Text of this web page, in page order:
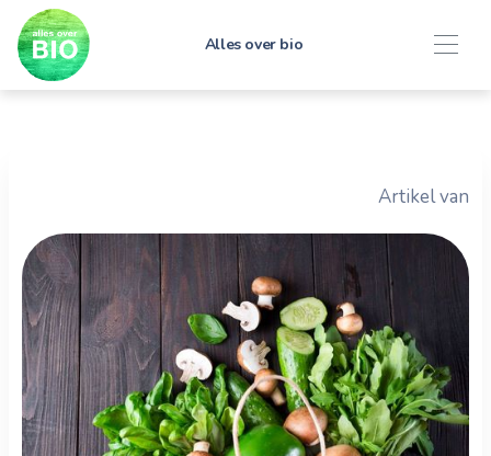
Alles over bio
Artikel van